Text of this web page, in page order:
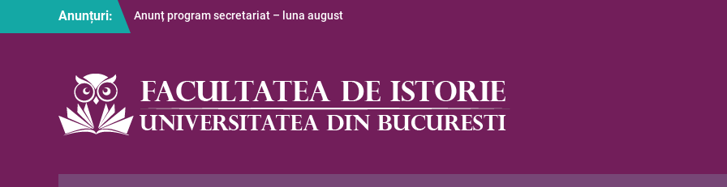
Anunțuri:
Anunț program secretariat – luna august